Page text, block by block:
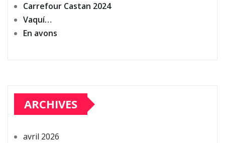
Carrefour Castan 2024
Vaquí…
En avons
ARCHIVES
avril 2026